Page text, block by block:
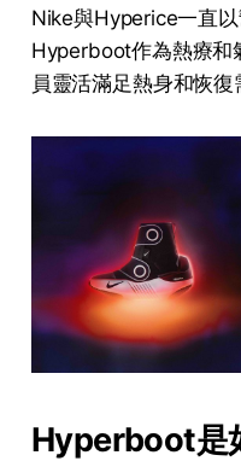
Nike與Hyperice一直
Hyperboot作為熱療和
員靈活滿足熱身和恢復
Hyperboot是